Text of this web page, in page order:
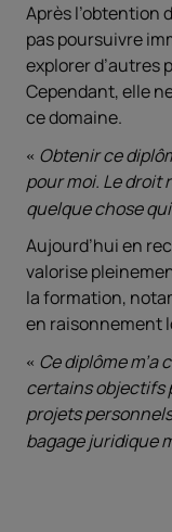
Après l’obtention
pas poursuivre
explorer d’autres
Cependant, elle
ce domaine.
Obtenir ce
pour moi. Le droit
quelque chose
Aujourd’hui en
valorise
la formation,
en raisonnement
Ce diplôme
certains objectifs
projets
bagage juridique